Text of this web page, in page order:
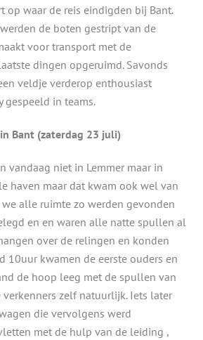
op waar de reis eindigden bij Bant.
de boten gestript van de
voor transport met de
dingen opgeruimd. Savonds
veldje verderop enthousiast
gespeeld in teams.
Bant (zaterdag 23 juli)
vandaag niet in Lemmer maar in
haven maar dat kwam ook wel van
alle ruimte zo werden gevonden
en en waren alle natte spullen al
over de relingen en konden
10uur kwamen de eerste ouders en
de hoop leeg met de spullen van
verkenners zelf natuurlijk. Iets later
die vervolgens werd
met de hulp van de leiding ,